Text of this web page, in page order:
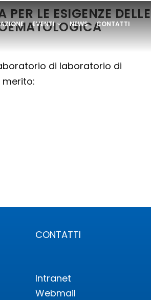
EVENTI NEWS CONTATTI
LE ESIGENZE DELLE
di laboratorio di
CONTATTI
Intranet
Webmail